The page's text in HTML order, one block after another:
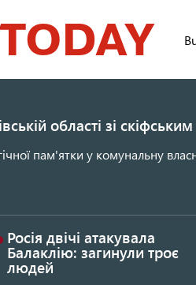
основного
області зі
пам'ятки у комунальну
Росія двічі атакувала
Балаклію: загинули троє
людей